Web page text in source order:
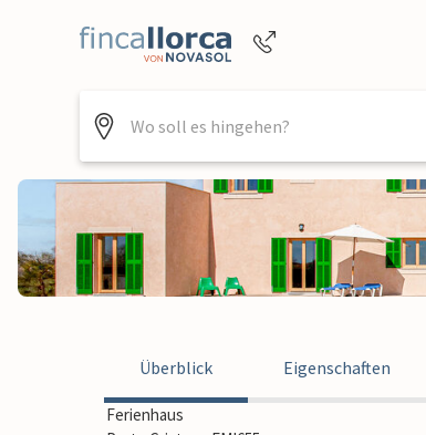
+4952144818470
Überblick Eigenschaften
Ferienhaus